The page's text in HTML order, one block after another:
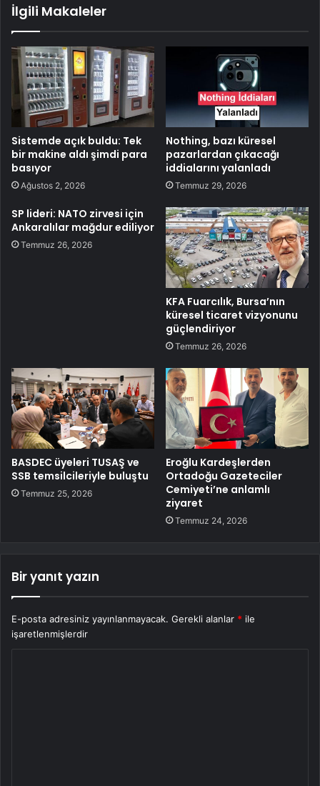
İlgili Makaleler
Sistemde açık buldu: Tek
bir makine aldı şimdi para
basıyor
Ağustos 2, 2026
Nothing, bazı küresel
pazarlardan çıkacağı
iddialarını yalanladı
Temmuz 29, 2026
SP lideri: NATO zirvesi için
Ankaralılar mağdur ediliyor
Temmuz 26, 2026
KFA Fuarcılık, Bursa’nın
küresel ticaret vizyonunu
güçlendiriyor
Temmuz 26, 2026
BASDEC üyeleri TUSAŞ ve
SSB temsilcileriyle buluştu
Temmuz 25, 2026
Eroğlu Kardeşlerden
Ortadoğu Gazeteciler
Cemiyeti’ne anlamlı
ziyaret
Temmuz 24, 2026
Bir yanıt yazın
E-posta adresiniz yayınlanmayacak. Gerekli alanlar * ile
işaretlenmişlerdir